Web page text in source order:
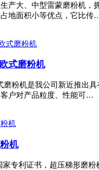
产大、中型雷蒙磨粉机，
地面积小等优点，它比传
式磨粉机
磨粉机是我公司新近推出
户对产品粒度、性能可…
机
家专利证书，超压梯形磨